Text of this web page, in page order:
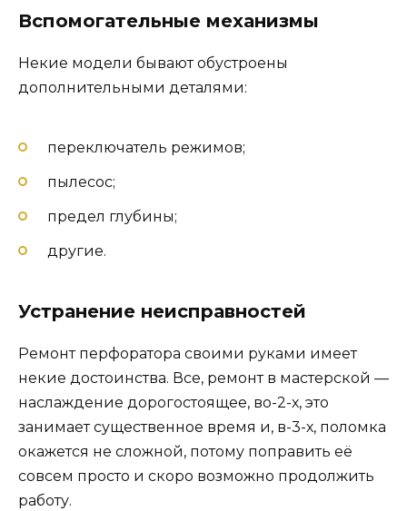
​Вспомогательные механизмы
Некие модели бывают обустроены
дополнительными деталями:
переключатель режимов;
пылесос;
предел глубины;
другие.
Устранение неисправностей
Ремонт перфоратора своими руками имеет
некие достоинства. Все, ремонт в мастерской —
наслаждение дорогостоящее, во-2-х, это
занимает существенное время и, в-3-х, поломка
окажется не сложной, потому поправить её
совсем просто и скоро возможно продолжить
работу.